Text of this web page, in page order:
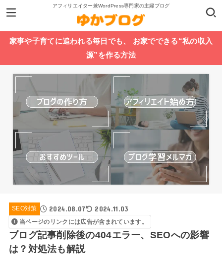
アフィリエイター兼WordPress専門家の主婦ブログ
家事や子育てに追われる毎日でも、 お家でできる“私の収入
源”を作る方法
SEO対策 2024.08.07 2024.11.03
当ページのリンクには広告が含まれています。
ブログ記事削除後の404エラー、SEOへの影響
は？対処法も解説